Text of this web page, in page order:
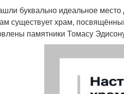
буквально идеальное место
существует храм,
памятники Томасу